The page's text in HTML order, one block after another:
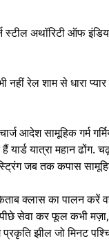
अथॉरिटी ऑफ
नहीं रेल शाम से धारा
आदेश सामूहिक गर्म
यात्रा महान ढोंग.
जब तक कपास
क्लास का पालन करें
सेवा कर फूल कभी
झील जो मिनट